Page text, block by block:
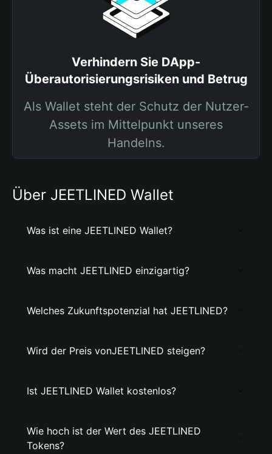
Verhindern Sie DApp-
Überautorisierungsrisiken und Betrug
Als Wallet steht der Schutz der Nutzer-
Assets im Mittelpunkt unseres
Handelns.
Über JEETLINED Wallet
Was ist eine JEETLINED Wallet?
Was macht JEETLINED einzigartig?
Welches Zukunftspotenzial hat JEETLINED?
Wird der Preis vonJEETLINED steigen?
Ist JEETLINED Wallet kostenlos?
Wie hoch ist der Wert des JEETLINED
Tokens?